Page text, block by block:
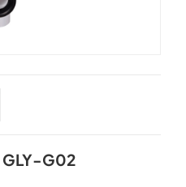
خزان مياه معلق اقتصادي GLY-G02